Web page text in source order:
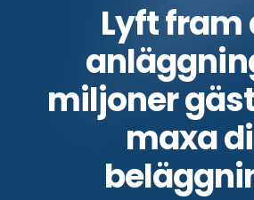
Lyftfram
miljoner
maxa